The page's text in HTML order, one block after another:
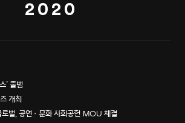
2
3
5
0
1
3
2
3
5
0
1
3
’ 출범
개최
벌, 공연·문화 사회공헌 MOU 체결